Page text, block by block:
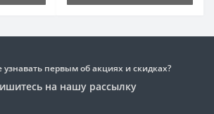
узнавать первым об акциях и скидках?
на нашу рассылку